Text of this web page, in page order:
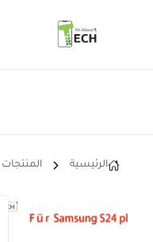
الرئيسية المنتجات